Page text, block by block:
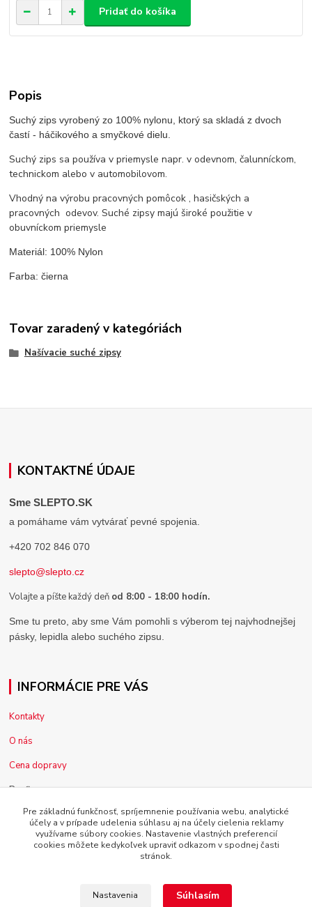
Pridať do košíka
Popis
Suchý zips vyrobený zo 100% nylonu, ktorý sa skladá z dvoch
častí - háčikového a smyčkové dielu.
Suchý zips sa používa v priemysle napr. v odevnom, čalunníckom,
technickom alebo v automobilovom.
Vhodný na výrobu pracovných pomôcok , hasičských a
pracovných odevov. Suché zipsy majú široké použitie v
obuvníckom priemysle
Materiál: 100% Nylon
Farba: čierna
Tovar zaradený v kategóriách
Našívacie suché zipsy
KONTAKTNÉ ÚDAJE
Sme SLEPTO.SK
a pomáhame vám vytvárať pevné spojenia.
+420 702 846 070
slepto@slepto.cz
Volajte a píšte každý deň od 8:00 - 18:00 hodín.
Sme tu preto, aby sme Vám pomohli s výberom tej najvhodnejšej
pásky, lepidla alebo suchého zipsu.
INFORMÁCIE PRE VÁS
Kontakty
O nás
Cena dopravy
Pre firmy
Reklamácia tovaru
Obchodné podmienky
Pre základnú funkčnosť, spríjemnenie používania webu, analytické
účely a v prípade udelenia súhlasu aj na účely cielenia reklamy
využívame súbory cookies. Nastavenie vlastných preferencií
cookies môžete kedykoľvek upraviť odkazom v spodnej časti
stránok.
Nastavenia Súhlasím